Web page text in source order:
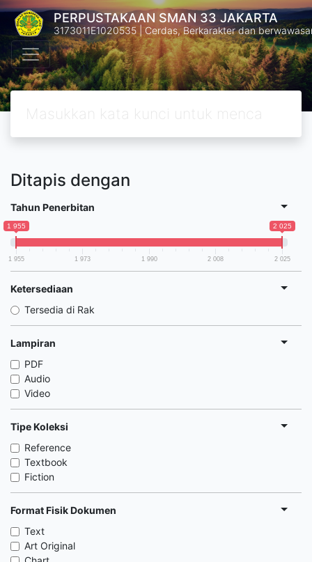
PERPUSTAKAAN SMAN 33 JAKARTA
3173011E1020535 | Cerdas, Berkarakter dan
Ditapis dengan
Tahun Penerbitan
1 955 2 025
1 955 1 973 1 990 2 008 2 025
Ketersediaan
Tersedia di Rak
Lampiran
PDF
Audio
Video
Tipe Koleksi
Reference
Textbook
Fiction
Format Fisik Dokumen
Text
Art Original